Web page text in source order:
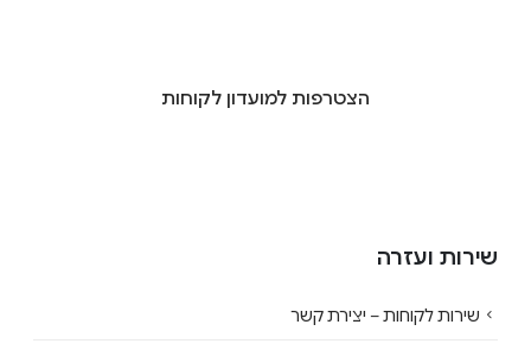
הצטרפות למועדון לקוחות
שירות ועזרה
שירות לקוחות – יצירת קשר